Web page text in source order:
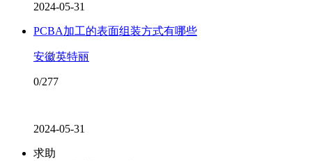
2024-05-31
PCBA加工的表面组装方式有哪些
安徽英特丽
0/277
2024-05-31
求助